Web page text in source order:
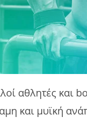
αθλητές και
και μυϊκή